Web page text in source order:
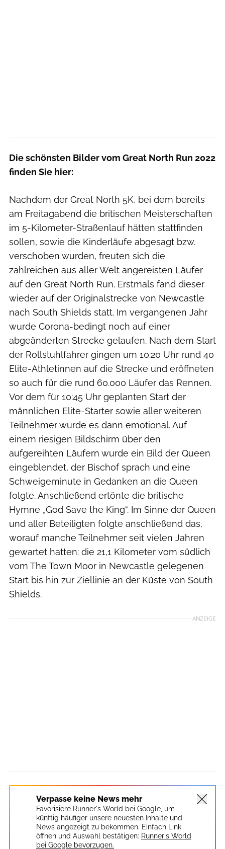
Die schönsten Bilder vom Great North Run 2022
finden Sie hier:
Nachdem der Great North 5K, bei dem bereits
am Freitagabend die britischen Meisterschaften
im 5-Kilometer-Straßenlauf hätten stattfinden
sollen, sowie die Kinderläufe abgesagt bzw.
verschoben wurden, freuten sich die
zahlreichen aus aller Welt angereisten Läufer
auf den Great North Run. Erstmals fand dieser
wieder auf der Originalstrecke von Newcastle
nach South Shields statt. Im vergangenen Jahr
wurde Corona-bedingt noch auf einer
abgeänderten Strecke gelaufen. Nach dem Start
der Rollstuhlfahrer gingen um 10:20 Uhr rund 40
Elite-Athletinnen auf die Strecke und eröffneten
so auch für die rund 60.000 Läufer das Rennen.
Vor dem für 10:45 Uhr geplanten Start der
männlichen Elite-Starter sowie aller weiteren
Teilnehmer wurde es dann emotional. Auf
einem riesigen Bildschirm über den
aufgereihten Läufern wurde ein Bild der Queen
eingeblendet, der Bischof sprach und eine
Schweigeminute in Gedanken an die Queen
folgte. Anschließend ertönte die britische
Hymne „God Save the King“. Im Sinne der Queen
und aller Beteiligten folgte anschließend das,
worauf manche Teilnehmer seit vielen Jahren
gewartet hatten: die 21,1 Kilometer vom südlich
vom The Town Moor in Newcastle gelegenen
Start bis hin zur Ziellinie an der Küste von South
Shields.
ANZEIGE
Verpasse keine News mehr
Favorisiere Runner's World bei Google, um
künftig häufiger unsere neuesten Inhalte und
News angezeigt zu bekommen. Einfach Link
öffnen und Auswahl bestätigen: Runner's World
bei Google bevorzugen.